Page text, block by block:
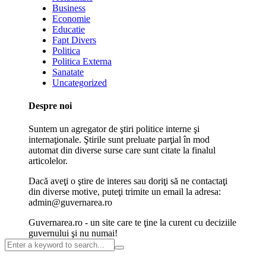
Business
Economie
Educatie
Fapt Divers
Politica
Politica Externa
Sanatate
Uncategorized
Despre noi
Suntem un agregator de ştiri politice interne şi
internaţionale. Ştirile sunt preluate parţial în mod
automat din diverse surse care sunt citate la finalul
articolelor.
Dacă aveţi o ştire de interes sau doriţi să ne contactaţi
din diverse motive, puteţi trimite un email la adresa:
admin@guvernarea.ro
Guvernarea.ro - un site care te ţine la curent cu deciziile
guvernului şi nu numai!